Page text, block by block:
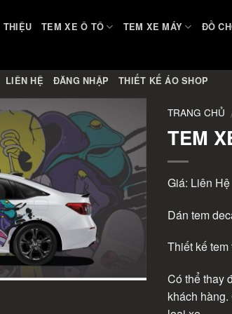
THIỆU TEM XE Ô TÔ TEM XE MÁY ĐỒ
LIÊN HỆ ĐĂNG NHẬP THIẾT KẾ ÁO SHOP
TRANG CHỦ
TEM
Giá: Liên Hệ
Dán tem
Thiết kế
Có thể thay
khách